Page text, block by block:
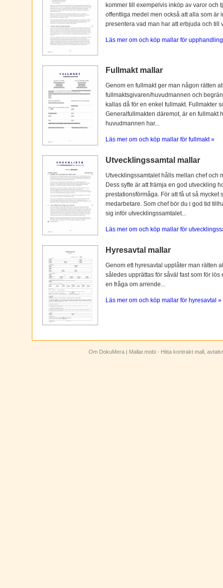
kommer till exempelvis inköp av varor och
offentliga medel men också att alla som är
presentera vad man har att erbjuda och till
Läs mer om och köp mallar för
Fullmakt mallar
Genom en fullmakt ger man någon rätten
fullmaktsgivaren/huvudmannen och
kallas då för en enkel fullmakt. Fullmakter
Generalfullmakten däremot, är en fullmakt
huvudmannen har...
Läs mer om och köp mallar för fullmakt »
Utvecklingssamtal mallar
Utvecklingssamtalet hålls mellan chef och
Dess syfte är att främja en god utveckling
prestationsförmåga. För att få ut så
medarbetare. Som chef bör du i god tid
sig inför utvecklingssamtalet...
Läs mer om och köp mallar för
Hyresavtal mallar
Genom ett hyresavtal upplåter man rätten
således upprättas för såväl fast som för
en fråga om arrende...
Läs mer om och köp mallar för hyresavtal »
Om DokuMera | Mallar.mobi - Hitta kontrakt mall,